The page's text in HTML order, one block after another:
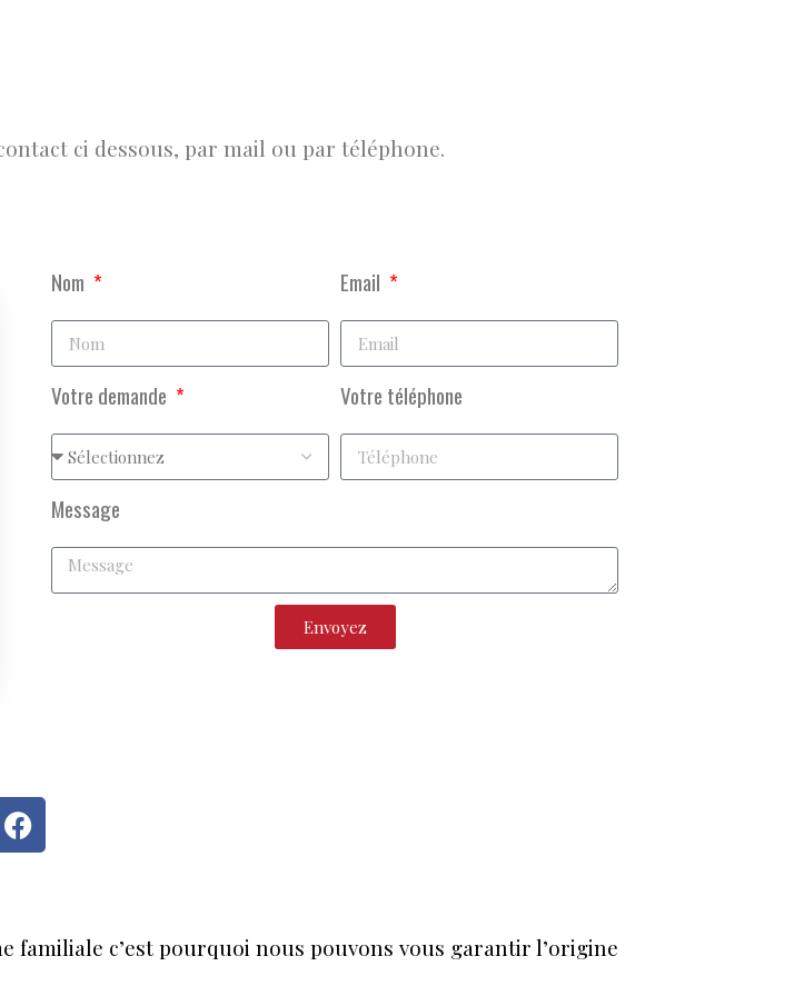
ci dessous, par mail ou par téléphone.
Nom Email
Votre demande Votre téléphone
Message
Envoyez
familiale c’est pourquoi nous pouvons vous garantir l’origine